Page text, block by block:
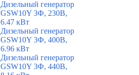
Дизельный генератор
GSW10Y 3Ф, 230В,
6.47 кВт
Дизельный генератор
GSW10Y 3Ф, 400В,
6.96 кВт
Дизельный генератор
GSW10Y 3Ф, 440В,